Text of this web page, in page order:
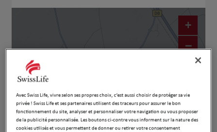
+
−
Avec Swiss Life, vivre selon ses propres choix, c’est aussi choisir de protéger sa vie
privée ! Swiss Life et ses partenaires utilisent des traceurs pour assurer le bon
fonctionnement du site, analyser et personnaliser votre navigation ou vous proposer
de la publicité personnalisée. Les boutons ci-contre vous informent sur la nature des
cookies utilisés et vous permettent de donner ou retirer votre consentement